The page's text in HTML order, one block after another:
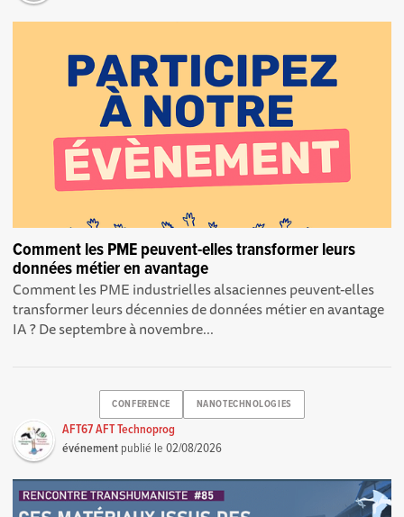
Comment les PME peuvent-elles transformer leurs
données métier en avantage
Comment les PME industrielles alsaciennes peuvent-elles
transformer leurs décennies de données métier en avantage
IA ? De septembre à novembre...
CONFERENCE NANOTECHNOLOGIES
AFT67 AFT Technoprog
événement publié le02/08/2026